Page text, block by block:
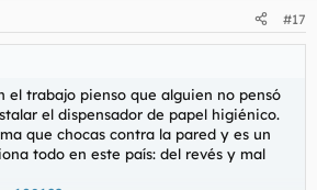
#17
el trabajo pienso que alguien no pensó
el dispensador de papel higiénico.
que chocas contra la pared y es un
todo en este país: del revés y mal